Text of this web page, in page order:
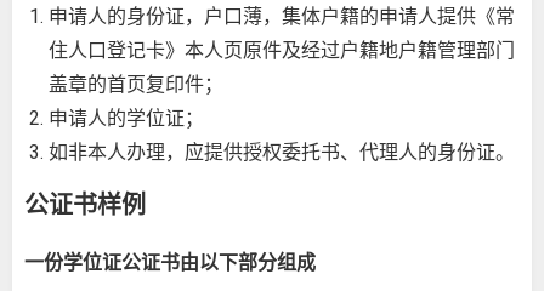
申请人的身份证，户口薄，集体户籍的申请人提供《常
住人口登记卡》本人页原件及经过户籍地户籍管理部门
盖章的首页复印件；
申请人的学位证；
如非本人办理，应提供授权委托书、代理人的身份证。
公证书样例
一份学位证公证书由以下部分组成